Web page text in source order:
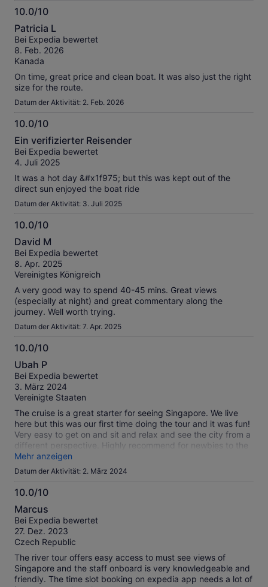
10.0/10
10.0
von
10
Patricia L
Bei Expedia bewertet
8. Feb. 2026
Kanada
On time, great price and clean boat. It was also just the right
size for the route.
Datum der Aktivität: 2. Feb. 2026
10.0/10
10.0
von
10
Ein verifizierter Reisender
Bei Expedia bewertet
4. Juli 2025
It was a hot day &#x1f975; but this was kept out of the
direct sun enjoyed the boat ride
Datum der Aktivität: 3. Juli 2025
10.0/10
10.0
von
10
David M
Bei Expedia bewertet
8. Apr. 2025
Vereinigtes Königreich
A very good way to spend 40-45 mins. Great views
(especially at night) and great commentary along the
journey. Well worth trying.
Datum der Aktivität: 7. Apr. 2025
10.0/10
10.0
von
10
Ubah P
Bei Expedia bewertet
3. März 2024
Vereinigte Staaten
The cruise is a great starter for seeing Singapore. We live
here but this was our first time doing the tour and it was fun!
Very easy to get on and sit and relax and see the city from a
different perspective. Highly recommend for newbies to the
city.
Mehr anzeigen
Datum der Aktivität: 2. März 2024
10.0/10
10.0
von
10
Marcus
Bei Expedia bewertet
27. Dez. 2023
Czech Republic
The river tour offers easy access to must see views of
Singapore and the staff onboard is very knowledgeable and
friendly. The time slot booking on expedia app needs a lot of